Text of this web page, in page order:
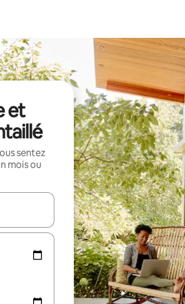
et
sentez
mois ou
les flèches vers le haut et vers le bas pour les